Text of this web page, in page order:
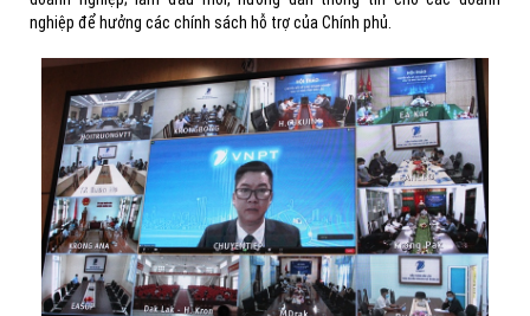
nghiệp để hưởng các chính sách hỗ trợ của Chính phủ.